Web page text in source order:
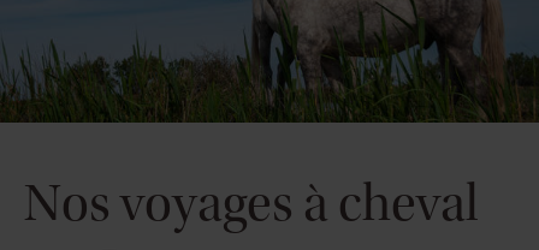
Nos voyages à cheval